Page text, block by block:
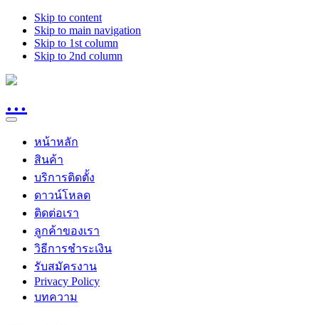
Skip to content
Skip to main navigation
Skip to 1st column
Skip to 2nd column
หน้าหลัก
สินค้า
บริการติดตั้ง
ดาวน์โหลด
ติดต่อเรา
ลูกค้าของเรา
วิธีการชำระเงิน
รับสมัครงาน
Privacy Policy
บทความ